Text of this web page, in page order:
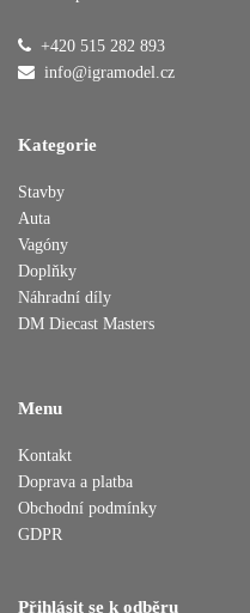
+420 515 282 893
info@igramodel.cz
Kategorie
Stavby
Auta
Vagóny
Doplňky
Náhradní díly
DM Diecast Masters
Menu
Kontakt
Doprava a platba
Obchodní podmínky
GDPR
Přihlásit se k odběru